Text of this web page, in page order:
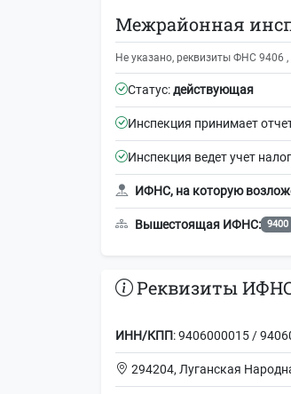
Межрайонная
Не указано, реквизиты ФНС 9406
Статус:действующая
Инспекция принимает
Инспекция ведет учет
ИФНС, на которую
Вышестоящая ИФНС: 9400
Реквизиты
ИНН/КПП: 9406000015 /
294204, Луганская